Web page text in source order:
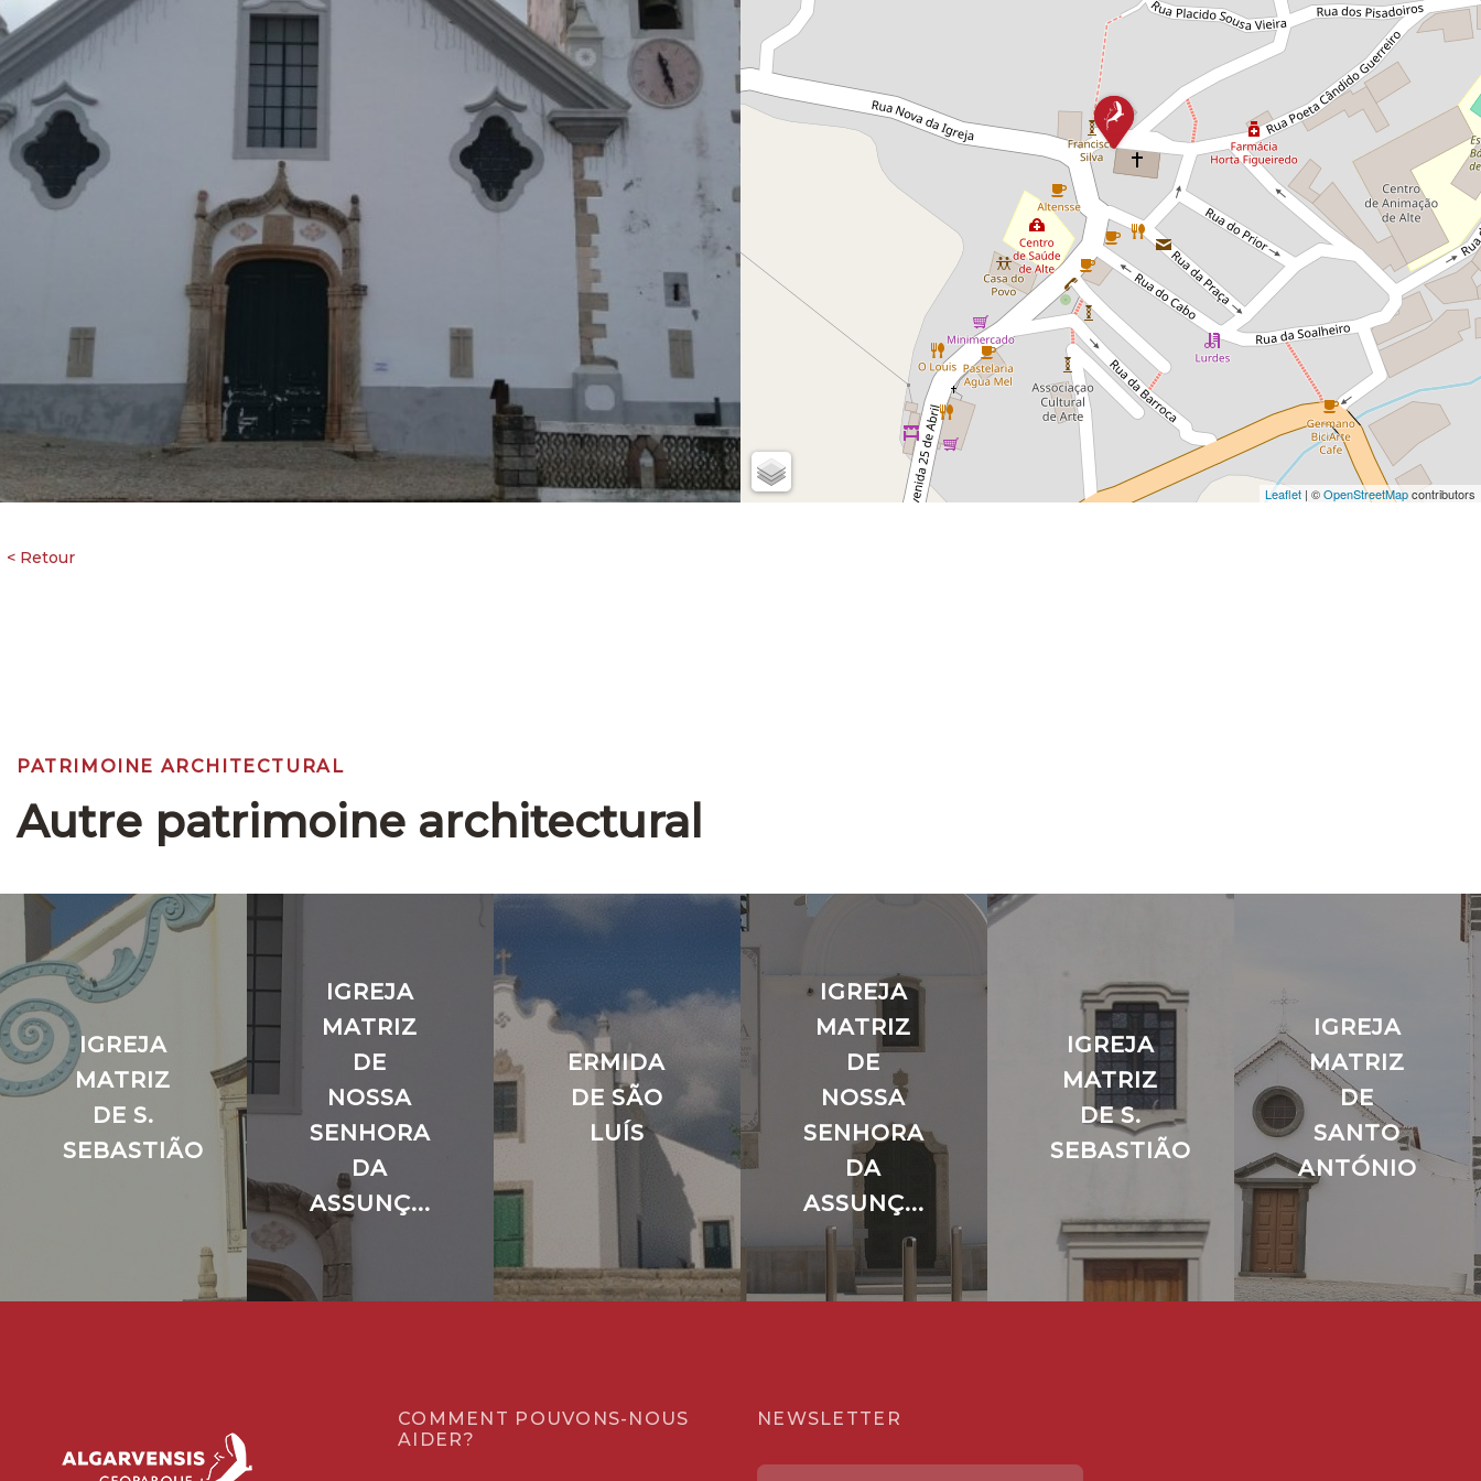
Leaflet | ©OpenStreetMapcontributors
PATRIMOINE ARCHITECTURAL
Autre patrimoine architectural
IGREJA
MATRIZ
DE S.
SEBASTIÃO
IGREJA
MATRIZ
DE
NOSSA
SENHORA
DA
ASSUNÇ...
ERMIDA
DE SÃO
LUÍS
IGREJA
MATRIZ
DE
NOSSA
SENHORA
DA
ASSUNÇ...
IGREJA
MATRIZ
DE S.
SEBASTIÃO
IGREJA
MATRIZ
DE
SANTO
ANTÓNIO
COMMENT POUVONS-NOUS
AIDER?
NEWSLETTER